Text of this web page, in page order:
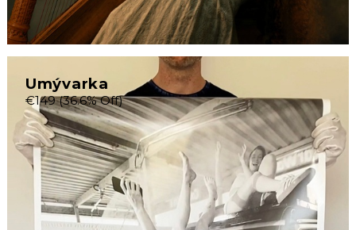
Umývarka
€149 (36.6% Off)